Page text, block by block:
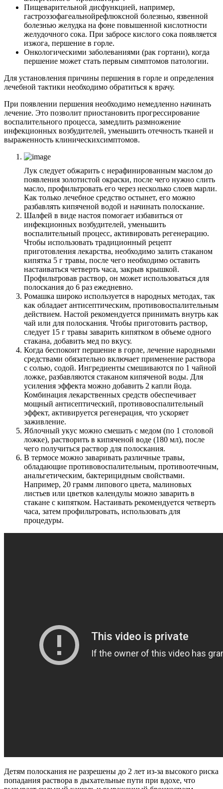
Пищеварительной дисфункцией, например,
гастроэзофагеальнойрефлюксной болезнью, язвенной
болезнью желудка на фоне повышенной кислотности
желудочного сока. При забросе кислого сока появляется
изжога, першение в горле.
Онкологическими заболеваниями (рак гортани), когда
першение может стать первым симптомов патологии.
Для установления причины першения в горле и определения
лечебной тактики необходимо обратиться к врачу.
При появлении першения необходимо немедленно начинать
лечение. Это позволит приостановить прогрессирование
воспалительного процесса, замедлить размножение
инфекционных возбудителей, уменьшить отечность тканей и
выраженность клиническихсимптомов.
Лук следует обжарить с нерафинированным маслом до
появления золотистой окраски, после чего нужно слить
масло, профильтровать его через несколько слоев марли.
Как только лечебное средство остынет, его можно
разбавлять кипяченой водой и начинать полоскание.
Шалфей в виде настоя помогает избавиться от
инфекционных возбудителей, уменьшить
воспалительный процесс, активировать регенерацию.
Чтобы использовать традиционный рецепт
приготовления лекарства, необходимо залить стаканом
кипятка 5 г травы, после чего необходимо оставить
настаиваться четверть часа, закрыв крышкой.
Профильтровав раствор, он может использоваться для
полоскания до 6 раз ежедневно.
Ромашка широко используется в народных методах, так
как обладает антисептическим, противовоспалительным
действием. Настой рекомендуется принимать внутрь как
чай или для полоскания. Чтобы приготовить раствор,
следует 15 г травы заварить кипятком в объеме одного
стакана, добавить мед по вкусу.
Когда беспокоит першение в горле, лечение народными
средствами обязательно включает применение раствора
с солью, содой. Ингредиенты смешиваются по 1 чайной
ложке, разбавляются стаканом кипяченой воды. Для
усиления эффекта можно добавить 2 капли йода.
Комбинация лекарственных средств обеспечивает
мощный антисептический, противовоспалительный
эффект, активируется регенерация, что ускоряет
заживление.
Яблочный укус можно смешать с медом (по 1 столовой
ложке), растворить в кипяченой воде (180 мл), после
чего получиться раствор для полоскания.
В термосе можно заваривать различные травы,
обладающие противовоспалительным, противоотечным,
анальгетическим, бактерицидным свойствами.
Например, 20 грамм липового цвета, малиновых
листьев или цветков календулы можно заварить в
стакане с кипятком. Настаивать рекомендуется четверть
часа, затем профильтровать, использовать для
процедуры.
Детям полоскания не разрешены до 2 лет из-за высокого риска
попадания раствора в дыхательные пути при вдохе, что